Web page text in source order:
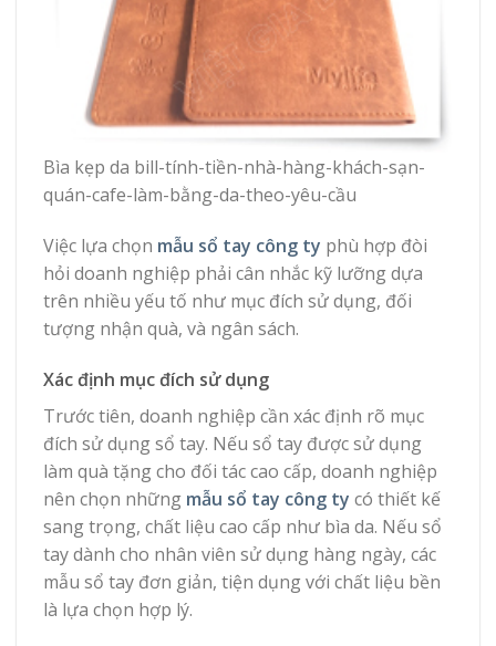
Bìa kẹp da bill-tính-tiền-nhà-hàng-khách-sạn-
quán-cafe-làm-bằng-da-theo-yêu-cầu
Việc lựa chọn mẫu sổ tay công ty phù hợp đòi
hỏi doanh nghiệp phải cân nhắc kỹ lưỡng dựa
trên nhiều yếu tố như mục đích sử dụng, đối
tượng nhận quà, và ngân sách.
Xác định mục đích sử dụng
Trước tiên, doanh nghiệp cần xác định rõ mục
đích sử dụng sổ tay. Nếu sổ tay được sử dụng
làm quà tặng cho đối tác cao cấp, doanh nghiệp
nên chọn những mẫu sổ tay công ty có thiết kế
sang trọng, chất liệu cao cấp như bìa da. Nếu sổ
tay dành cho nhân viên sử dụng hàng ngày, các
mẫu sổ tay đơn giản, tiện dụng với chất liệu bền
là lựa chọn hợp lý.